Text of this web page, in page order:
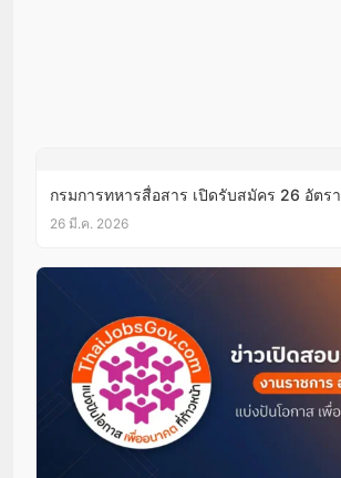
กรมการทหารสื่อสาร เปิดรับสมัคร 26 อัตรา
26 มี.ค. 2026